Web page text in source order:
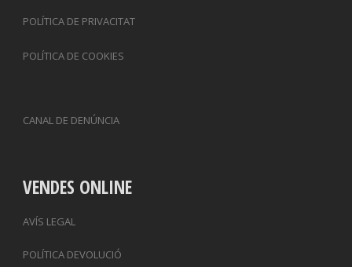
POLÍTICA DE PRIVACITAT
POLÍTICA DE COOKIES
CANAL DE DENÚNCIA
VENDES ONLINE
AVÍS LEGAL
POLÍTICA DEVOLUCIÓ